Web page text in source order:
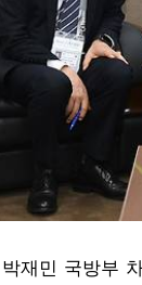
재민 국방부